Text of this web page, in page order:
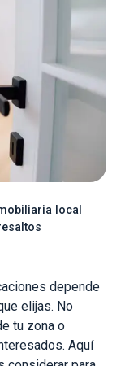
local
depende
elijas. No
tu zona o
Aquí